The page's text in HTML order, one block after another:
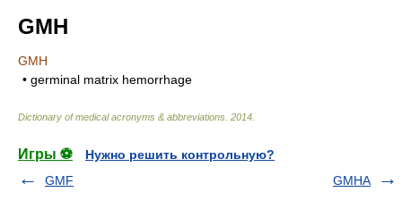
GMH
GMH
• germinal matrix hemorrhage
Dictionary of medical acronyms & abbreviations 2014
Игры ⚽
Нужно решить контрольную?
GMF
GMHA